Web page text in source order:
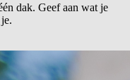
dak. Geef aan wat je